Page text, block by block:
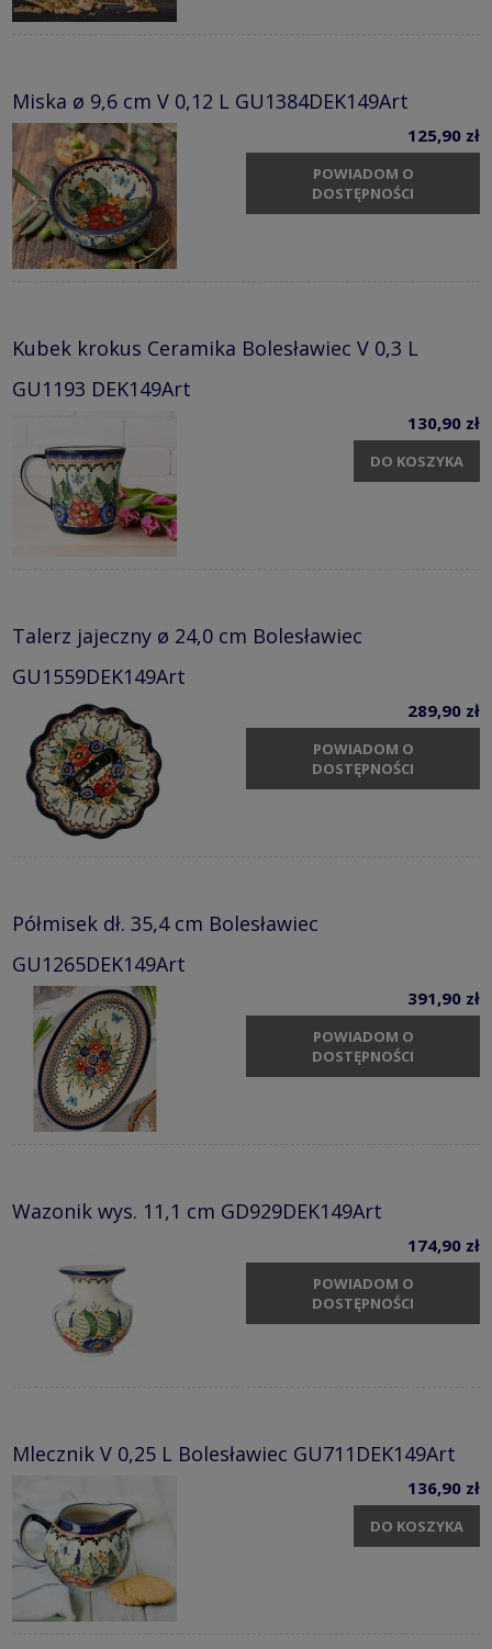
Miska ø 9,6 cm V 0,12 L GU1384DEK149Art
125,90 zł
POWIADOM O
DOSTĘPNOŚCI
Kubek krokus Ceramika Bolesławiec V 0,3 L
GU1193 DEK149Art
130,90 zł
DO KOSZYKA
Talerz jajeczny ø 24,0 cm Bolesławiec
GU1559DEK149Art
289,90 zł
POWIADOM O
DOSTĘPNOŚCI
Półmisek dł. 35,4 cm Bolesławiec
GU1265DEK149Art
391,90 zł
POWIADOM O
DOSTĘPNOŚCI
Wazonik wys. 11,1 cm GD929DEK149Art
174,90 zł
POWIADOM O
DOSTĘPNOŚCI
Mlecznik V 0,25 L Bolesławiec GU711DEK149Art
136,90 zł
DO KOSZYKA